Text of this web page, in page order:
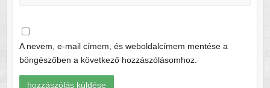
A nevem, e-mail címem, és weboldalcímem mentése a
böngészőben a következő hozzászólásomhoz.